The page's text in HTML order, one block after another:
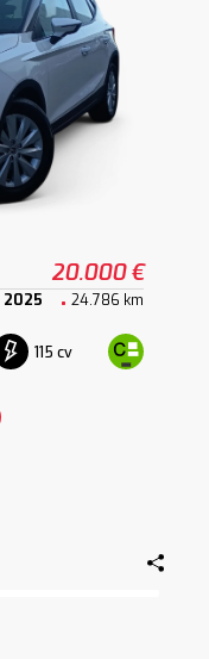
20.000 €
2025 24.786 km
115 cv